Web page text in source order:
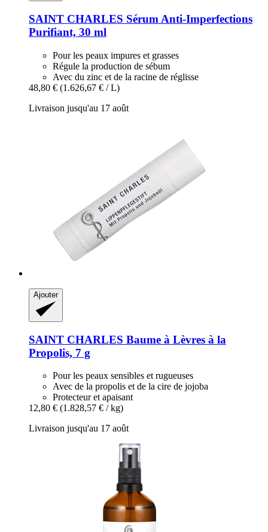
SAINT CHARLES Sérum Anti-​Imperfections
Purifiant, 30 ml
Pour les peaux impures et grasses
Régule la production de sébum
Avec du zinc et de la racine de réglisse
48,80 € (1.626,67 € / L)
Livraison jusqu'au 17 août
Ajouter
SAINT CHARLES Baume à Lèvres à la
Propolis, 7 g
Pour les peaux sensibles et rugueuses
Avec de la propolis et de la cire de jojoba
Protecteur et apaisant
12,80 € (1.828,57 € / kg)
Livraison jusqu'au 17 août